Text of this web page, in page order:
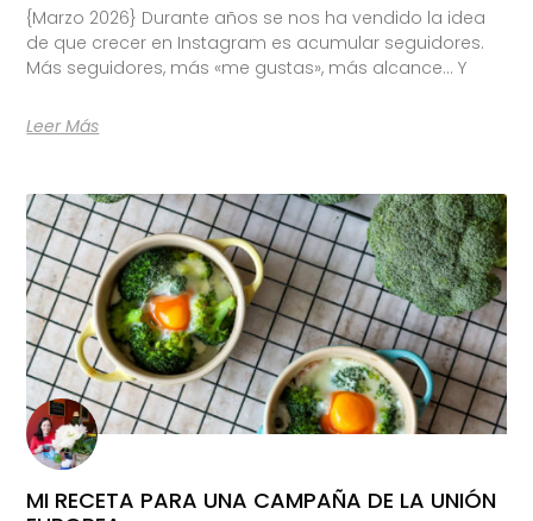
{Marzo 2026} Durante años se nos ha vendido la idea
de que crecer en Instagram es acumular seguidores.
Más seguidores, más «me gustas», más alcance… Y
Leer Más
MI RECETA PARA UNA CAMPAÑA DE LA UNIÓN